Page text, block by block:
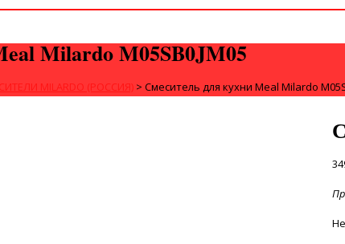
Milardo M05SB0JM05
MILARDO (РОССИЯ) > Смеситель для кухни Meal Milardo